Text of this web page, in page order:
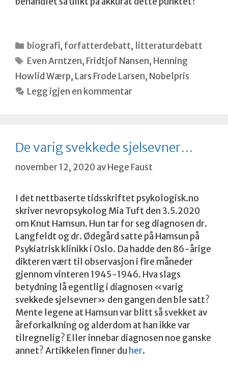
Kategorier
biografi, forfatterdebatt, litteraturdebatt
Stikkord
Even Arntzen, Fridtjof Nansen, Henning
Howlid Wærp, Lars Frode Larsen, Nobelpris
Legg igjen en kommentar
De varig svekkede sjelsevner…
november 12, 2020 avHege Faust
I det nettbaserte tidsskriftet psykologisk.no
skriver nevropsykolog Mia Tuft den 3.5.2020
om Knut Hamsun. Hun tar for seg diagnosen dr.
Langfeldt og dr. Ødegård satte på Hamsun på
Psykiatrisk klinikk i Oslo. Da hadde den 86-årige
dikteren vært til observasjon i fire måneder
gjennom vinteren 1945-1946. Hva slags
betydning lå egentlig i diagnosen «varig
svekkede sjelsevner» den gangen den ble satt?
Mente legene at Hamsun var blitt så svekket av
åreforkalkning og alderdom at han ikke var
tilregnelig? Eller innebar diagnosen noe ganske
annet? Artikkelen finner du her.